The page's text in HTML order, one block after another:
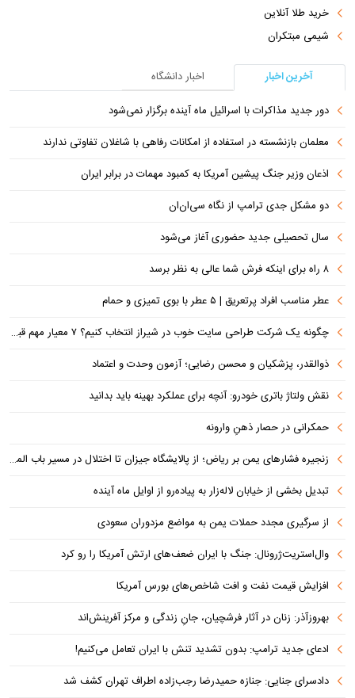
خرید طلا آنلاین
شیمی مبتکران
آخرین اخبار
اخبار دانشگاه
دور جدید مذاکرات با اسرائیل ماه آینده برگزار نمی‌شود
معلمان بازنشسته در استفاده از امکانات رفاهی با شاغلان تفاوتی ندارند
اذعان وزیر جنگ پیشین آمریکا به کمبود مهمات در برابر ایران
دو مشکل جدی ترامپ از نگاه سی‌ان‌ان
سال تحصیلی جدید حضوری آغاز می‌شود
۸ راه برای اینکه فرش شما عالی به نظر برسد
عطر مناسب افراد پرتعریق | ۵ عطر با بوی تمیزی و حمام
چگونه یک شرکت طراحی سایت خوب در شیراز انتخاب کنیم؟ ۷ معیار مهم قبل از سفارش سایت
ذوالقدر، پزشکیان و محسن رضایی؛ آزمون وحدت و اعتماد
نقش ولتاژ باتری خودرو: آنچه برای عملکرد بهینه باید بدانید
حمکرانی در حصار ذهنِ وارونه
زنجیره فشارهای یمن بر ریاض؛ از پالایشگاه جیزان تا اختلال در مسیر باب المندب
تبدیل بخشی از خیابان لاله‌زار به پیاده‌رو از اوایل ماه آینده
از سرگیری مجدد حملات یمن به مواضع مزدوران سعودی
وال‌استریت‌ژرونال: جنگ با ایران ضعف‌های ارتش آمریکا را رو کرد
افزایش قیمت نفت و افت شاخص‌های بورس آمریکا
بهروزآذر: زنان در آثار فرشچیان، جانِ زندگی و مرکز آفرینش‌اند
ادعای جدید ترامپ: بدون تشدید تنش با ایران تعامل می‌کنیم!
دادسرای جنایی: جنازه حمیدرضا رجب‌زاده اطراف تهران کشف شد